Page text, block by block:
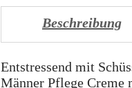
Beschreibung
Entstressend mit
Männer Pflege Creme